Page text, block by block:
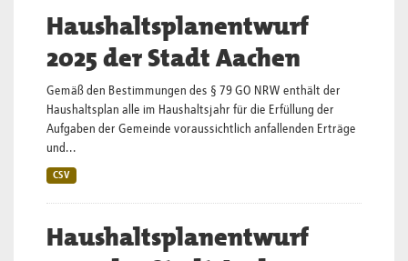
Haushaltsplanentwurf
2025 der Stadt Aachen
Gemäß den Bestimmungen des § 79 GO NRW enthält der
Haushaltsplan alle im Haushaltsjahr für die Erfüllung der
Aufgaben der Gemeinde voraussichtlich anfallenden Erträge
und...
CSV
Haushaltsplanentwurf